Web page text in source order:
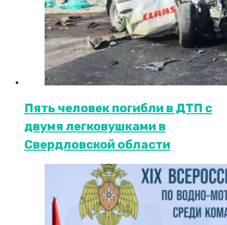
Пять человек погибли в ДТП с
двумя легковушками в
Свердловской области